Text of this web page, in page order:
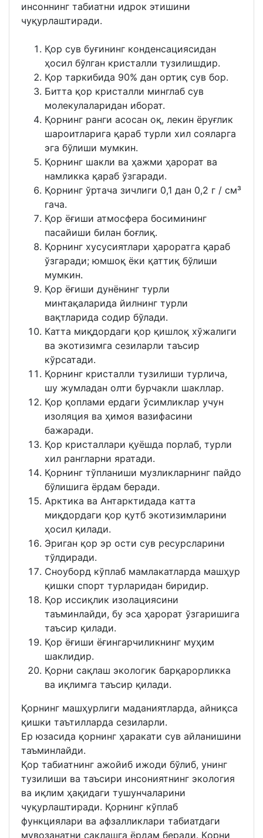
инсоннинг табиатни идрок этишини
чуқурлаштиради.
Қор сув буғининг конденсациясидан
ҳосил бўлган кристалли тузилишдир.
Қор таркибида 90% дан ортиқ сув бор.
Битта қор кристалли минглаб сув
молекулаларидан иборат.
Қорнинг ранги асосан оқ, лекин ёруғлик
шароитларига қараб турли хил сояларга
эга бўлиши мумкин.
Қорнинг шакли ва ҳажми ҳарорат ва
намликка қараб ўзгаради.
Қорнинг ўртача зичлиги 0,1 дан 0,2 г / см³
гача.
Қор ёғиши атмосфера босимининг
пасайиши билан боғлиқ.
Қорнинг хусусиятлари ҳароратга қараб
ўзгаради; юмшоқ ёки қаттиқ бўлиши
мумкин.
Қор ёғиши дунёнинг турли
минтақаларида йилнинг турли
вақтларида содир бўлади.
Катта миқдордаги қор қишлоқ хўжалиги
ва экотизимга сезиларли таъсир
кўрсатади.
Қорнинг кристалли тузилиши турлича,
шу жумладан олти бурчакли шакллар.
Қор қоплами ердаги ўсимликлар учун
изоляция ва ҳимоя вазифасини
бажаради.
Қор кристаллари қуёшда порлаб, турли
хил рангларни яратади.
Қорнинг тўпланиши музликларнинг пайдо
бўлишига ёрдам беради.
Aрктика ва Aнтарктидада катта
миқдордаги қор қутб экотизимларини
ҳосил қилади.
Эриган қор эр ости сув ресурсларини
тўлдиради.
Сноуборд кўплаб мамлакатларда машҳур
қишки спорт турларидан биридир.
Қор иссиқлик изолациясини
таъминлайди, бу эса ҳарорат ўзгаришига
таъсир қилади.
Қор ёғиши ёғингарчиликнинг муҳим
шаклидир.
Қорни сақлаш экологик барқарорликка
ва иқлимга таъсир қилади.
Қорнинг машҳурлиги маданиятларда, айниқса
қишки таътилларда сезиларли.
Ер юзасида қорнинг ҳаракати сув айланишини
таъминлайди.
Қор табиатнинг ажойиб ижоди бўлиб, унинг
тузилиши ва таъсири инсониятнинг экология
ва иқлим ҳақидаги тушунчаларини
чуқурлаштиради. Қорнинг кўплаб
функциялари ва афзалликлари табиатдаги
мувозанатни сақлашга ёрдам беради. Қорни